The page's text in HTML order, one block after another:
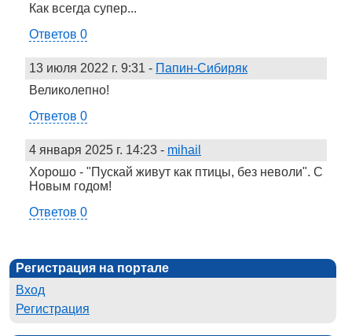
Как всегда супер...
Ответов 0
13 июля 2022 г. 9:31 - Папин-Сибиряк
Великолепно!
Ответов 0
4 января 2025 г. 14:23 - mihail
Хорошо - "Пускай живут как птицы, без неволи". С
Новым годом!
Ответов 0
Регистрация на портале
Вход
Регистрация